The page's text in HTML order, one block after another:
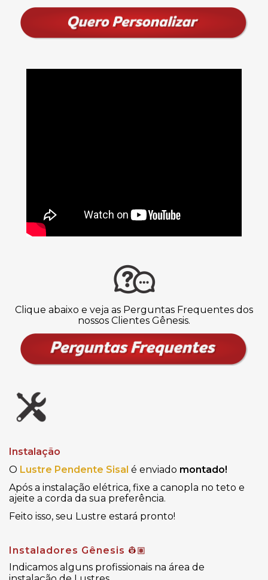
Clique abaixo e veja as Perguntas Frequentes dos
nossos Clientes Gênesis.
Instalação
O Lustre Pendente Sisal é enviado montado!
Após a instalação elétrica, fixe a canopla no teto e
ajeite a corda da sua preferência.
Feito isso, seu Lustre estará pronto!
Instaladores Gênesis 👷🏽
Indicamos alguns profissionais na área de